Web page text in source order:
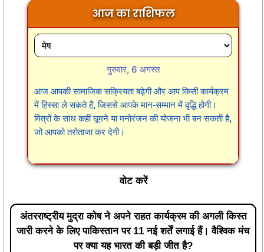
आज का राशिफल
गुरुवार, 6 अगस्त
आज आपकी सामाजिक सक्रियता बढ़ेगी और आप किसी कार्यक्रम
में हिस्सा ले सकते हैं, जिससे आपके मान-सम्मान में वृद्धि होगी।
मित्रों के साथ कहीं घूमने या मनोरंजन की योजना भी बन सकती है,
जो आपको तरोताजा कर देगी।
वोट करें
अंतरराष्ट्रीय मुद्रा कोष ने अपने राहत कार्यक्रम की अगली किस्त
जारी करने के लिए पाकिस्तान पर 11 नई शर्तें लगाई हैं। वैश्विक मंच
पर क्या यह भारत की बड़ी जीत है?